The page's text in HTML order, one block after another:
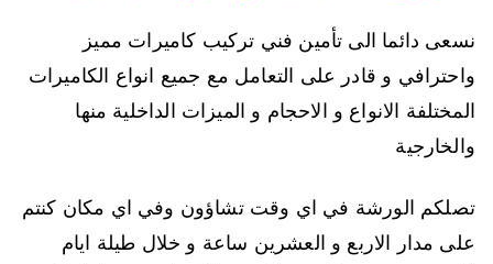
نسعى دائما الى تأمين فني تركيب كاميرات مميز
واحترافي و قادر على التعامل مع جميع انواع الكاميرات
المختلفة الانواع و الاحجام و الميزات الداخلية منها
والخارجية
تصلكم الورشة في اي وقت تشاؤون وفي اي مكان كنتم
على مدار الاربع و العشرين ساعة و خلال طيلة ايام